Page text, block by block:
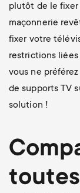
plutôt de le fixer
maçonnerie
fixer votre
restrictions
vous ne
de supports TV
solution !